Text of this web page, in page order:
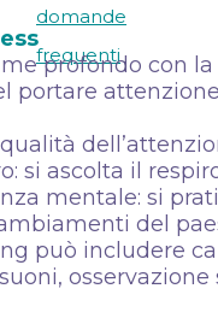
domande
frequenti
profondo con
portare
si ascolta il
mentale: si
del
può includere